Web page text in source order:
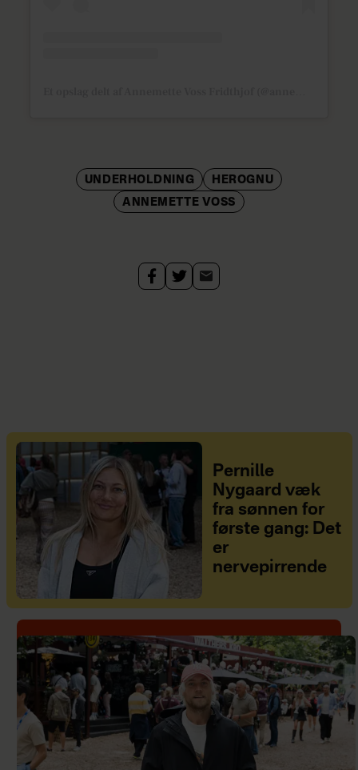
UNDERHOLDNING
HEROGNU
ANNEMETTE VOSS
Pernille
Nygaard væk
fra sønnen for
første gang: Det
er
nervepirrende